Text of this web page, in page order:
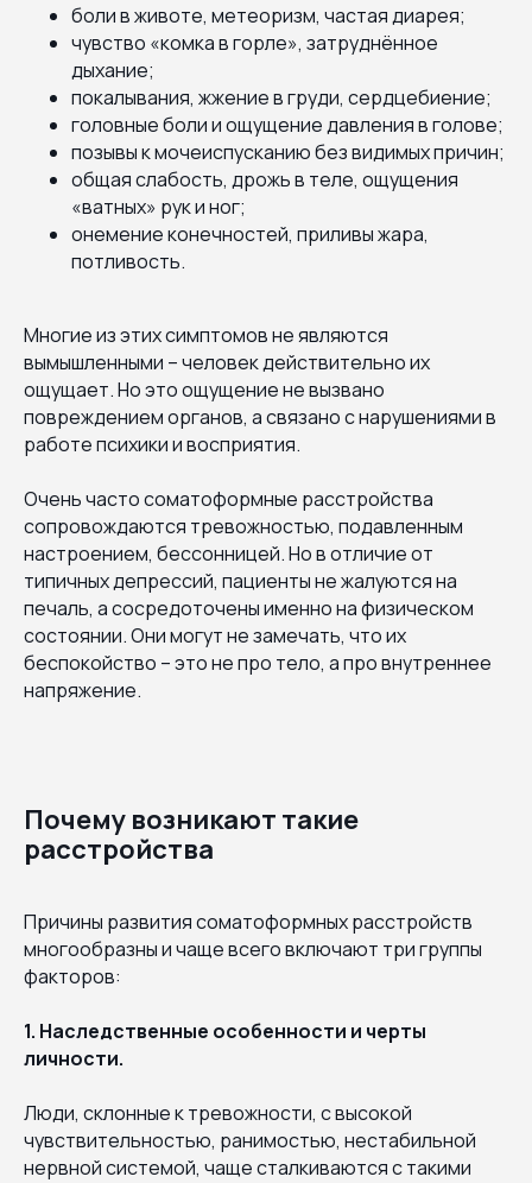
боли в животе, метеоризм, частая диарея;
чувство «комка в горле», затруднённое
дыхание;
покалывания, жжение в груди, сердцебиение;
головные боли и ощущение давления в голове;
позывы к мочеиспусканию без видимых причин;
общая слабость, дрожь в теле, ощущения
«ватных» рук и ног;
онемение конечностей, приливы жара,
потливость.
Многие из этих симптомов не являются
вымышленными – человек действительно их
ощущает. Но это ощущение не вызвано
повреждением органов, а связано с нарушениями в
работе психики и восприятия.
Очень часто соматоформные расстройства
сопровождаются тревожностью, подавленным
настроением, бессонницей. Но в отличие от
типичных депрессий, пациенты не жалуются на
печаль, а сосредоточены именно на физическом
состоянии. Они могут не замечать, что их
беспокойство – это не про тело, а про внутреннее
напряжение.
Почему возникают такие
расстройства
Причины развития соматоформных расстройств
многообразны и чаще всего включают три группы
факторов:
1. Наследственные особенности и черты
личности.
Люди, склонные к тревожности, с высокой
чувствительностью, ранимостью, нестабильной
нервной системой, чаще сталкиваются с такими